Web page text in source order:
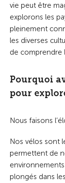
vie peut être
explorons les
pleinement
les diverses
de comprendre
Pourquoi
pour
Nous faisons
Nos vélos sont
permettent de
plongés dans